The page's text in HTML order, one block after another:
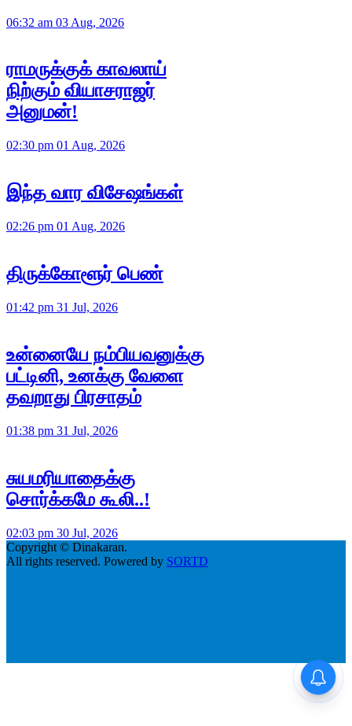
06:32 am 03 Aug, 2026
ராமருக்குக் காவலாய்
நிற்கும் வியாசராஜர்
அனுமன்!
02:30 pm 01 Aug, 2026
இந்த வார விசேஷங்கள்
02:26 pm 01 Aug, 2026
திருக்கோளூர் பெண்
01:42 pm 31 Jul, 2026
உன்னையே நம்பியவனுக்கு
பட்டினி, உனக்கு வேளை
தவறாது பிரசாதம்
01:38 pm 31 Jul, 2026
சுயமரியாதைக்கு
சொர்க்கமே கூலி..!
02:03 pm 30 Jul, 2026
Copyright © Dinakaran.
All rights reserved. Powered by SORTD